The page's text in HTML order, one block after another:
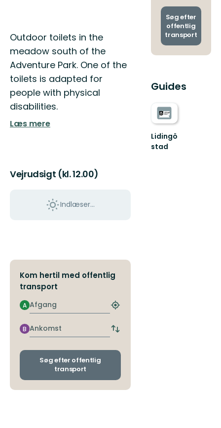
Beskrivelse
Outdoor toilets in the
meadow south of the
Adventure Park. One of the
toilets is adapted for
people with physical
disabilities.
Læs mere
Vejrudsigt (kl. 12.00)
Indlæser...
Kom hertil med offentlig
transport
Afgang
A
Find
nærmeste
stoppested
Ankomst
B
Skift
og
Søg efter offentlig
transport
og
Søg efter
offentlig
transport
Guides
Lidingö
stad